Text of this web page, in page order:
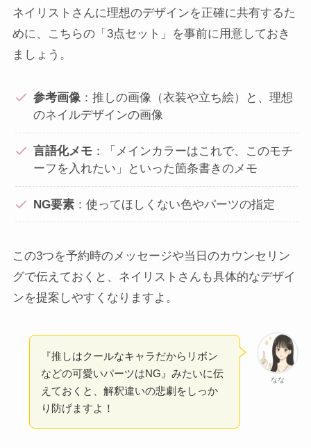
ネイリストさんに理想のデザインを正確に共有するた
めに、こちらの「3点セット」を事前に用意しておき
ましょう。
参考画像：推しの画像（衣装や立ち絵）と、理想
のネイルデザインの画像
言語化メモ：「メインカラーはこれで、このモチ
ーフを入れたい」といった箇条書きのメモ
NG要素：使ってほしくない色やパーツの指定
この3つを予約時のメッセージや当日のカウンセリン
グで伝えておくと、ネイリストさんも具体的なデザイ
ンを提案しやすくなりますよ。
なな
『推しはクールなキャラだからリボン
などの可愛いパーツはNG』みたいに伝
えておくと、解釈違いの悲劇をしっか
り防げますよ！